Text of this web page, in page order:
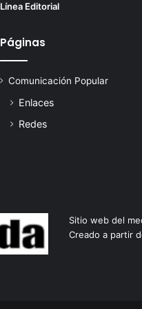
Línea Editorial
Páginas
Comunicación Popular
Enlaces
Redes
Sitio web del
Creado a partir